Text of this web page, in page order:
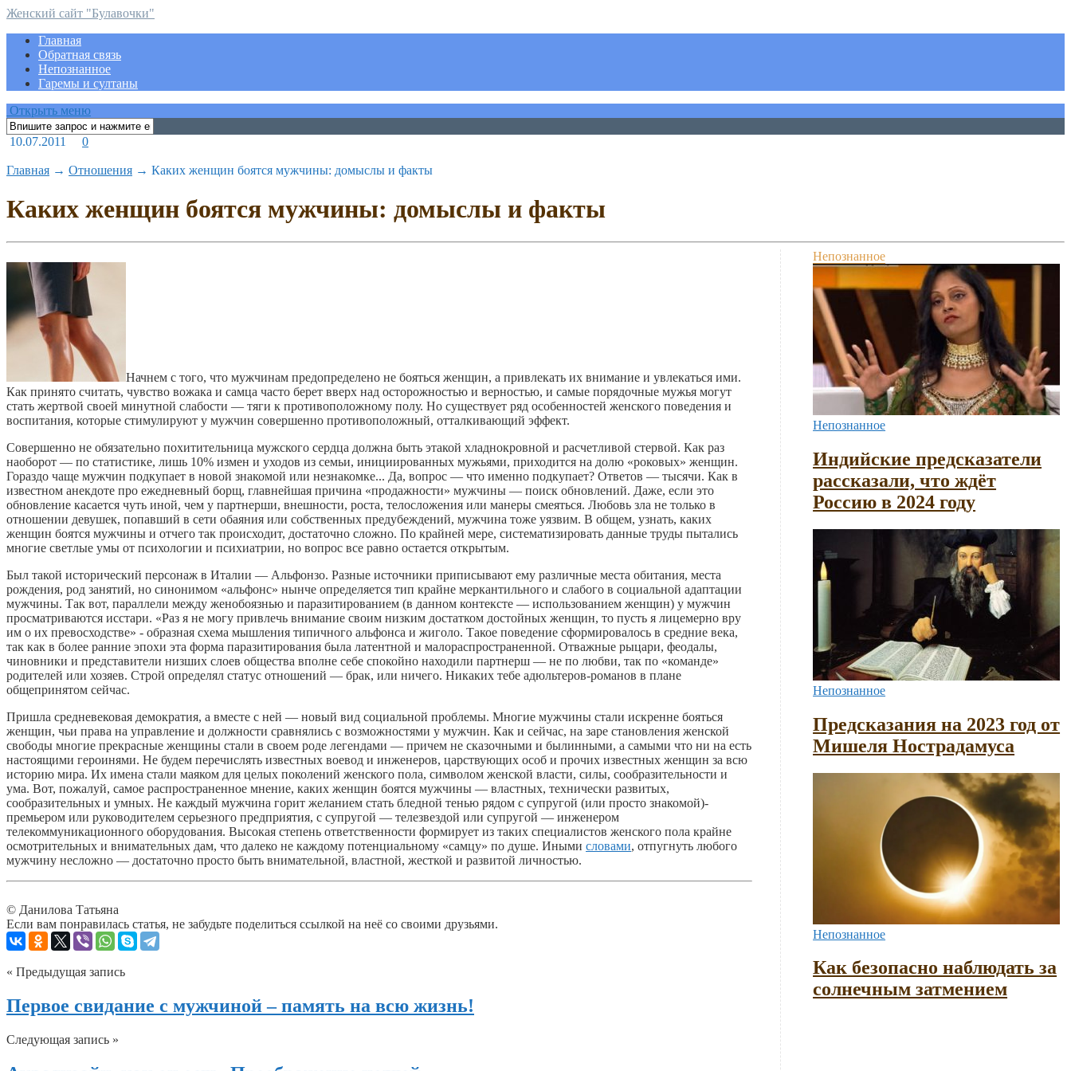
Женский сайт "Булавочки"
Главная
Обратная связь
Непознанное
Гаремы и султаны
Открыть меню
10.07.2011 0
Главная → Отношения → Каких женщин боятся мужчины: домыслы и факты
Каких женщин боятся мужчины: домыслы и факты
Начнем с того, что мужчинам предопределено не бояться женщин, а привлекать их внимание и увлекаться ими.
Как принято считать, чувство вожака и самца часто берет вверх над осторожностью и верностью, и самые порядочные мужья могут
стать жертвой своей минутной слабости — тяги к противоположному полу. Но существует ряд особенностей женского поведения и
воспитания, которые стимулируют у мужчин совершенно противоположный, отталкивающий эффект.
Совершенно не обязательно похитительница мужского сердца должна быть этакой хладнокровной и расчетливой стервой. Как раз
наоборот — по статистике, лишь 10% измен и уходов из семьи, инициированных мужьями, приходится на долю «роковых» женщин.
Гораздо чаще мужчин подкупает в новой знакомой или незнакомке... Да, вопрос — что именно подкупает? Ответов — тысячи. Как в
известном анекдоте про ежедневный борщ, главнейшая причина «продажности» мужчины — поиск обновлений. Даже, если это
обновление касается чуть иной, чем у партнерши, внешности, роста, телосложения или манеры смеяться. Любовь зла не только в
отношении девушек, попавший в сети обаяния или собственных предубеждений, мужчина тоже уязвим. В общем, узнать, каких
женщин боятся мужчины и отчего так происходит, достаточно сложно. По крайней мере, систематизировать данные труды пытались
многие светлые умы от психологии и психиатрии, но вопрос все равно остается открытым.
Был такой исторический персонаж в Италии — Альфонзо. Разные источники приписывают ему различные места обитания, места
рождения, род занятий, но синонимом «альфонс» нынче определяется тип крайне меркантильного и слабого в социальной адаптации
мужчины. Так вот, параллели между женобоязнью и паразитированием (в данном контексте — использованием женщин) у мужчин
просматриваются исстари. «Раз я не могу привлечь внимание своим низким достатком достойных женщин, то пусть я лицемерно вру
им о их превосходстве» - образная схема мышления типичного альфонса и жиголо. Такое поведение сформировалось в средние века,
так как в более ранние эпохи эта форма паразитирования была латентной и малораспространенной. Отважные рыцари, феодалы,
чиновники и представители низших слоев общества вполне себе спокойно находили партнерш — не по любви, так по «команде»
родителей или хозяев. Строй определял статус отношений — брак, или ничего. Никаких тебе адюльтеров-романов в плане
общепринятом сейчас.
Пришла средневековая демократия, а вместе с ней — новый вид социальной проблемы. Многие мужчины стали искренне бояться
женщин, чьи права на управление и должности сравнялись с возможностями у мужчин. Как и сейчас, на заре становления женской
свободы многие прекрасные женщины стали в своем роде легендами — причем не сказочными и былинными, а самыми что ни на есть
настоящими героинями. Не будем перечислять известных воевод и инженеров, царствующих особ и прочих известных женщин за всю
историю мира. Их имена стали маяком для целых поколений женского пола, символом женской власти, силы, сообразительности и
ума. Вот, пожалуй, самое распространенное мнение, каких женщин боятся мужчины — властных, технически развитых,
сообразительных и умных. Не каждый мужчина горит желанием стать бледной тенью рядом с супругой (или просто знакомой)-
премьером или руководителем серьезного предприятия, с супругой — телезвездой или супругой — инженером
телекоммуникационного оборудования. Высокая степень ответственности формирует из таких специалистов женского пола крайне
осмотрительных и внимательных дам, что далеко не каждому потенциальному «самцу» по душе. Иными словами, отпугнуть любого
мужчину несложно — достаточно просто быть внимательной, властной, жесткой и развитой личностью.
© Данилова Татьяна
Если вам понравилась статья, не забудьте поделиться ссылкой на неё со своими друзьями.
« Предыдущая запись
Первое свидание с мужчиной – память на всю жизнь!
Следующая запись »
Непознанное
Непознанное
Индийские предсказатели
рассказали, что ждёт
Россию в 2024 году
Непознанное
Предсказания на 2023 год от
Мишеля Нострадамуса
Непознанное
Как безопасно наблюдать за
солнечным затмением